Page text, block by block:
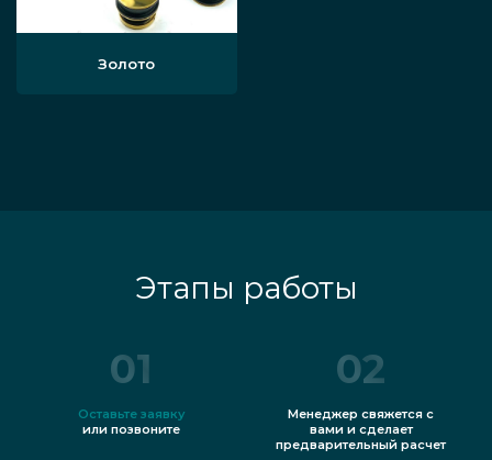
Золото
Этапы работы
01
Оставьте заявку
или позвоните
02
Менеджер свяжется с
вами и сделает
предварительный расчет